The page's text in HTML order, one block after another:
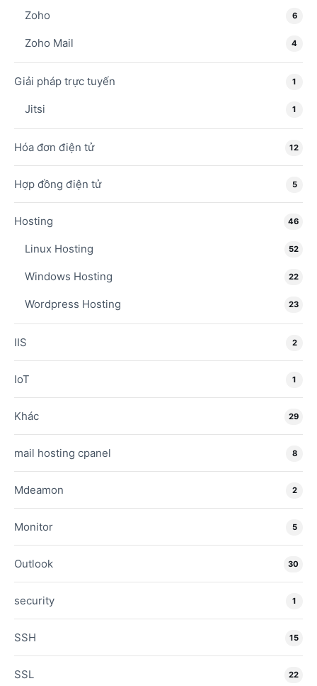
Zoho 6
Zoho Mail 4
Giải pháp trực tuyến 1
Jitsi 1
Hóa đơn điện tử 12
Hợp đồng điện tử 5
Hosting 46
Linux Hosting 52
Windows Hosting 22
Wordpress Hosting 23
IIS 2
IoT 1
Khác 29
mail hosting cpanel 8
Mdeamon 2
Monitor 5
Outlook 30
security 1
SSH 15
SSL 22